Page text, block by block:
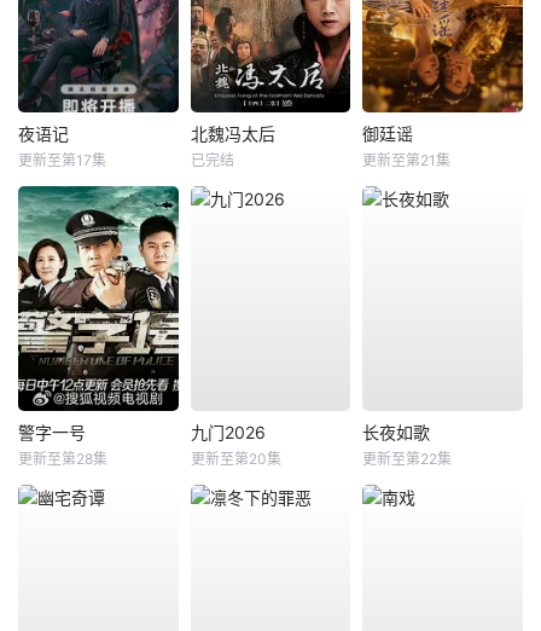
夜语记
更新至第17集
北魏冯太后
已完结
御廷谣
更新至第21集
警字一号
更新至第28集
九门2026
更新至第20集
长夜如歌
更新至第22集